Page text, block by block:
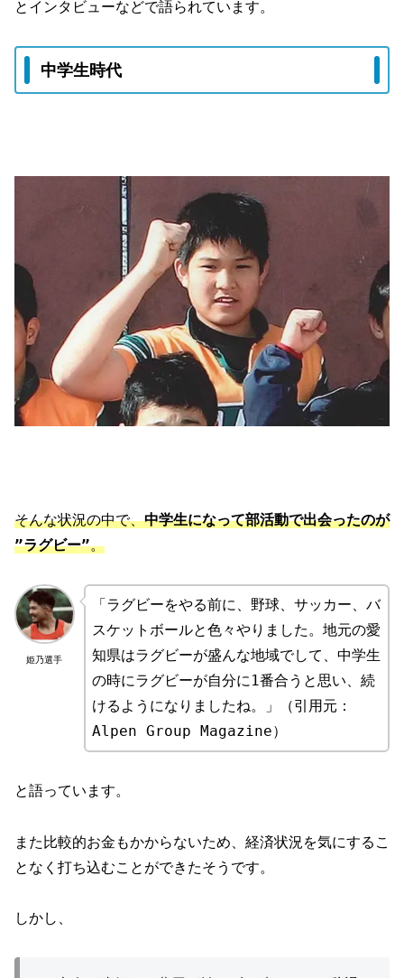
とインタビューなどで語られています。
中学生時代
そんな状況の中で、中学生になって部活動で出会ったのが
”ラグビー”。
姫乃選手
「ラグビーをやる前に、野球、サッカー、バ
スケットボールと色々やりました。地元の愛
知県はラグビーが盛んな地域でして、中学生
の時にラグビーが自分に1番合うと思い、続
けるようになりましたね。」（引用元：
Alpen Group Magazine）
と語っています。
また比較的お金もかからないため、経済状況を気にするこ
となく打ち込むことができたそうです。
しかし、